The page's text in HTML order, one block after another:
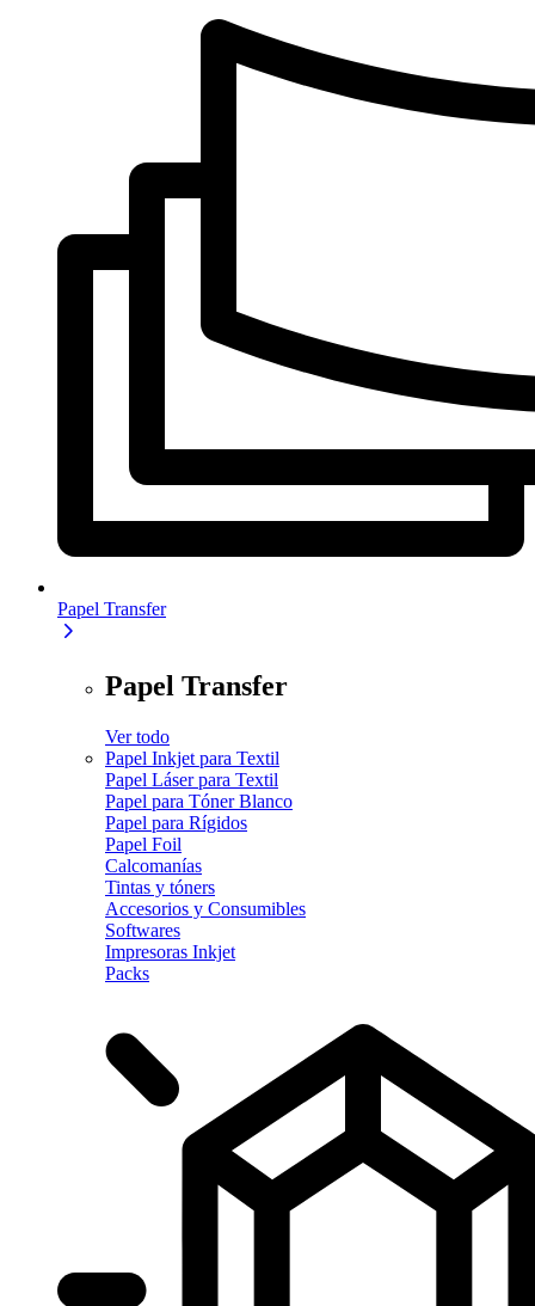
Papel Transfer
Papel Transfer
Ver todo
Papel Inkjet para Textil
Papel Láser para Textil
Papel para Tóner Blanco
Papel para Rígidos
Papel Foil
Calcomanías
Tintas y tóners
Accesorios y Consumibles
Softwares
Impresoras Inkjet
Packs